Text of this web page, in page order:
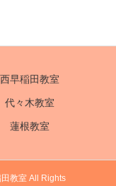
西早稲田教室
代々木教室
蓮根教室
教室 All Rights